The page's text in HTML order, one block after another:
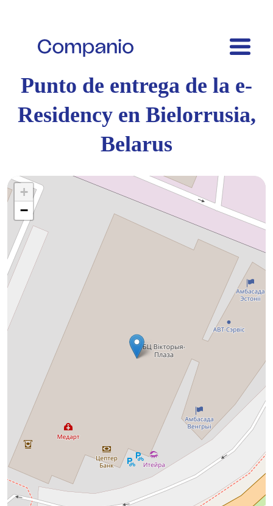
Punto de entrega de la e-
Residency en Bielorrusia,
Belarus
+
−